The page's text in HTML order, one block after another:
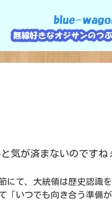
気が済まないのですね
にて、大統領は歴史認識
「いつでも向き合う準備